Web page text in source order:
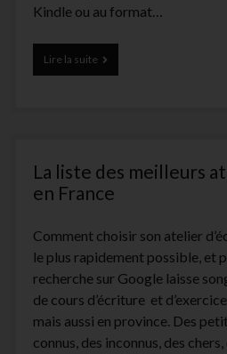
Kindle ou au format…
Lire la suiteComment
publier
(et
vendre)
La liste des meilleurs
en France
Comment choisir son atelier
le plus rapidement possible, et
recherche sur Google laisse
de cours d’écriture et
mais aussi en province. Des
connus, des inconnus, des